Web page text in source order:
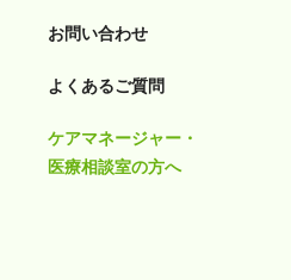
お問い合わせ
よくあるご質問
ケアマネージャー・
医療相談室の方へ